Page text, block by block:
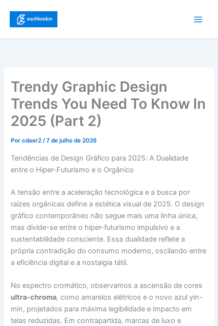
conteúdo
Trendy Graphic Design
Trends You Need To Know In
2025 (Part 2)
Porcdaer2/7 de julho de 2026
Tendências de Design Gráfico para 2025: A Dualidade
entre o Hiper-Futurismo e o Orgânico
A tensão entre a aceleração tecnológica e a busca por
raízes orgânicas define a estética visual de 2025. O design
gráfico contemporâneo não segue mais uma linha única,
mas divide-se entre o hiper-futurismo impulsivo e a
sustentabilidade consciente. Essa dualidade reflete a
própria contradição do consumo moderno, oscilando entre
a eficiência digital e a nostalgia tátil.
No espectro cromático, observamos a ascensão de cores
ultra-chroma, como amarelos elétricos e o novo azul yin-
min, projetados para máxima legibilidade e impacto em
telas reduzidas. Em contrapartida, marcas de luxo e